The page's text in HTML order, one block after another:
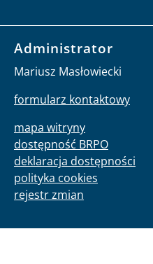
Administrator
Mariusz Masłowiecki
formularz kontaktowy
mapa witryny
dostępność BRPO
deklaracja dostępności
polityka cookies
rejestr zmian